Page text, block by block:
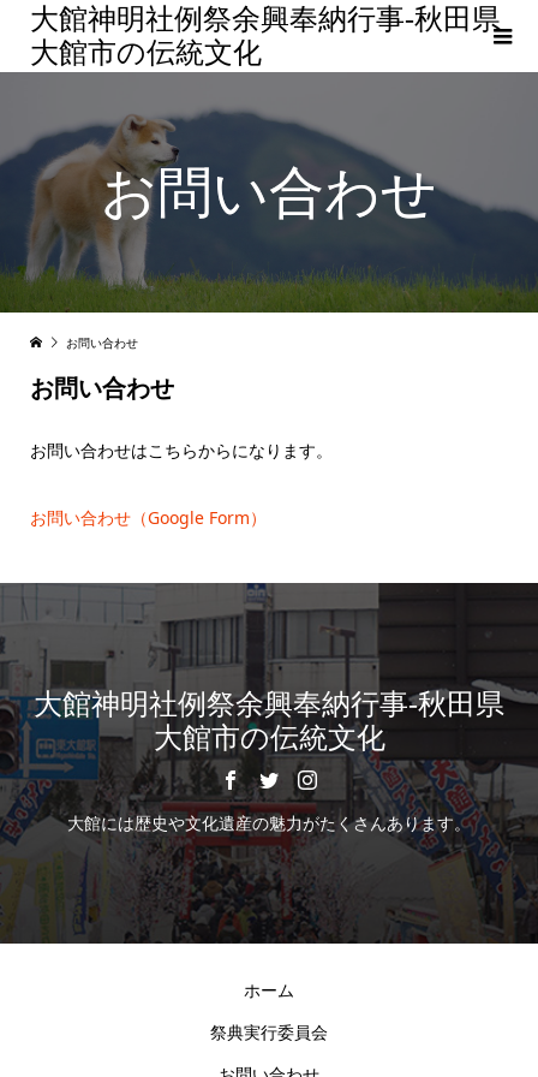
大館神明社例祭余興奉納行事-秋田県
大館市の伝統文化
お問い合わせ
お問い合わせ
お問い合わせ
お問い合わせはこちらからになります。
お問い合わせ（Google Form）
大館神明社例祭余興奉納行事-秋田県
大館市の伝統文化
大館には歴史や文化遺産の魅力がたくさんあります。
ホーム
祭典実行委員会